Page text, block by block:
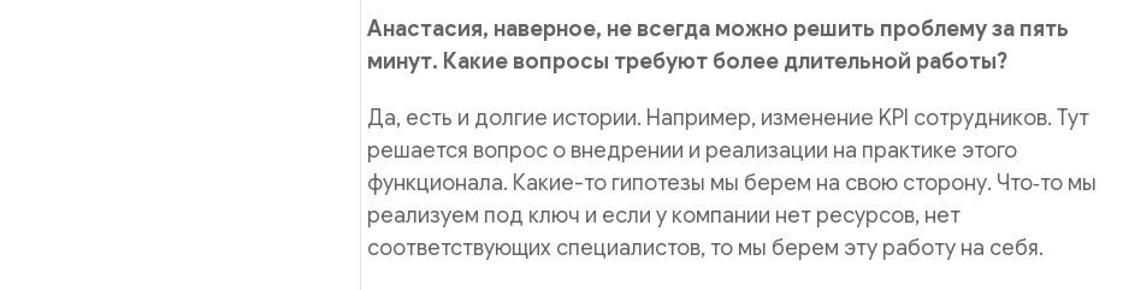
Анастасия, наверное, не всегда можно решить проблему за пять
минут. Какие вопросы требуют более длительной работы?
Да, есть и долгие истории. Например, изменение KPI сотрудников. Тут
решается вопрос о внедрении и реализации на практике этого
функционала. Какие-то гипотезы мы берем на свою сторону. Что‑то мы
реализуем под ключ и если у компании нет ресурсов, нет
соответствующих специалистов, то мы берем эту работу на себя.